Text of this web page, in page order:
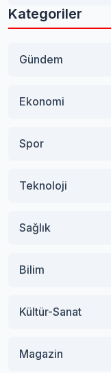
Kategoriler
Gündem
Ekonomi
Spor
Teknoloji
Sağlık
Bilim
Kültür-Sanat
Magazin